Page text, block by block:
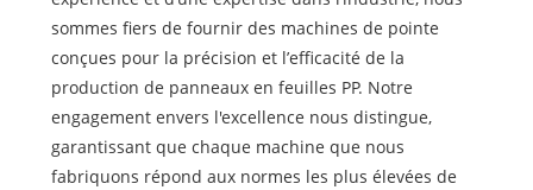
sommes fiers de fournir des machines de pointe
conçues pour la précision et l’efficacité de la
production de panneaux en feuilles PP. Notre
engagement envers l'excellence nous distingue,
garantissant que chaque machine que nous
fabriquons répond aux normes les plus élevées de